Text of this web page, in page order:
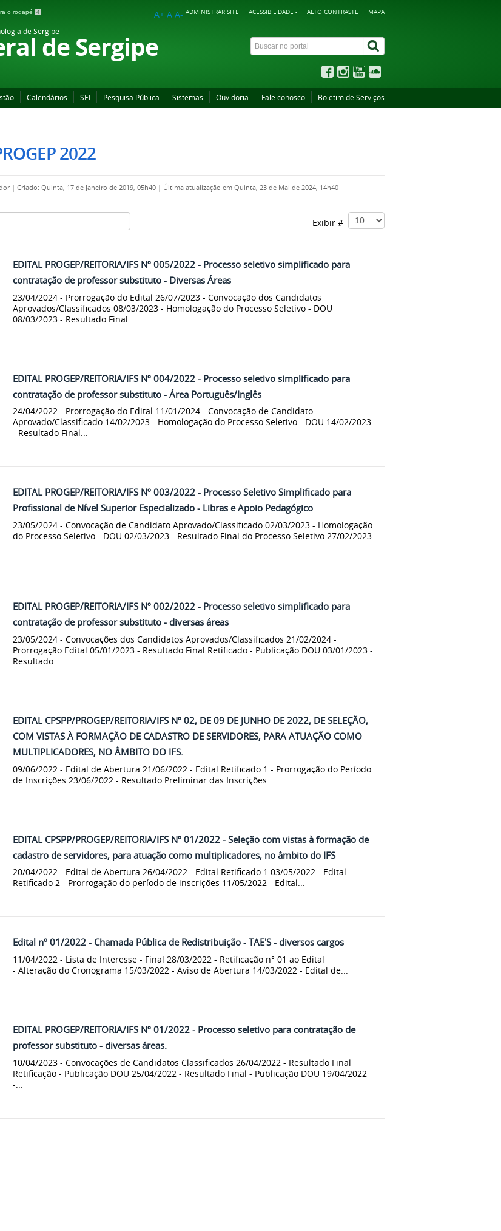
o rodapé 4 ADMINISTRAR SITE ACESSIBILIDADE - ALTO CONTRASTE MAPA
A+ A A-
de Sergipe
de Sergipe
Calendários SEI Pesquisa Pública Sistemas Ouvidoria Fale conosco Boletim de Serviços
2022
| Criado: Quinta, 17 de Janeiro de 2019, 05h40 | Última atualização em Quinta, 23 de Mai de 2024, 14h40
Exibir #
EDITAL PROGEP/REITORIA/IFS Nº 005/2022 - Processo seletivo simplificado para
contratação de professor substituto - Diversas Áreas
23/04/2024 - Prorrogação do Edital 26/07/2023 - Convocação dos Candidatos
Aprovados/Classificados 08/03/2023 - Homologação do Processo Seletivo - DOU
08/03/2023 - Resultado Final...
EDITAL PROGEP/REITORIA/IFS Nº 004/2022 - Processo seletivo simplificado para
contratação de professor substituto - Área Português/Inglês
24/04/2022 - Prorrogação do Edital 11/01/2024 - Convocação de Candidato
Aprovado/Classificado 14/02/2023 - Homologação do Processo Seletivo - DOU 14/02/2023
- Resultado Final...
EDITAL PROGEP/REITORIA/IFS Nº 003/2022 - Processo Seletivo Simplificado para
Profissional de Nível Superior Especializado - Libras e Apoio Pedagógico
23/05/2024 - Convocação de Candidato Aprovado/Classificado 02/03/2023 - Homologação
do Processo Seletivo - DOU 02/03/2023 - Resultado Final do Processo Seletivo 27/02/2023
-...
EDITAL PROGEP/REITORIA/IFS Nº 002/2022 - Processo seletivo simplificado para
contratação de professor substituto - diversas áreas
23/05/2024 - Convocações dos Candidatos Aprovados/Classificados 21/02/2024 -
Prorrogação Edital 05/01/2023 - Resultado Final Retificado - Publicação DOU 03/01/2023 -
Resultado...
EDITAL CPSPP/PROGEP/REITORIA/IFS Nº 02, DE 09 DE JUNHO DE 2022, DE SELEÇÃO,
COM VISTAS À FORMAÇÃO DE CADASTRO DE SERVIDORES, PARA ATUAÇÃO COMO
MULTIPLICADORES, NO ÂMBITO DO IFS.
09/06/2022 - Edital de Abertura 21/06/2022 - Edital Retificado 1 - Prorrogação do Período
de Inscrições 23/06/2022 - Resultado Preliminar das Inscrições...
EDITAL CPSPP/PROGEP/REITORIA/IFS Nº 01/2022 - Seleção com vistas à formação de
cadastro de servidores, para atuação como multiplicadores, no âmbito do IFS
20/04/2022 - Edital de Abertura 26/04/2022 - Edital Retificado 1 03/05/2022 - Edital
Retificado 2 - Prorrogação do período de inscrições 11/05/2022 - Edital...
Edital nº 01/2022 - Chamada Pública de Redistribuição - TAE'S - diversos cargos
11/04/2022 - Lista de Interesse - Final 28/03/2022 - Retificação n° 01 ao Edital
- Alteração do Cronograma 15/03/2022 - Aviso de Abertura 14/03/2022 - Edital de...
EDITAL PROGEP/REITORIA/IFS Nº 01/2022 - Processo seletivo para contratação de
professor substituto - diversas áreas.
10/04/2023 - Convocações de Candidatos Classificados 26/04/2022 - Resultado Final
Retificação - Publicação DOU 25/04/2022 - Resultado Final - Publicação DOU 19/04/2022
-...